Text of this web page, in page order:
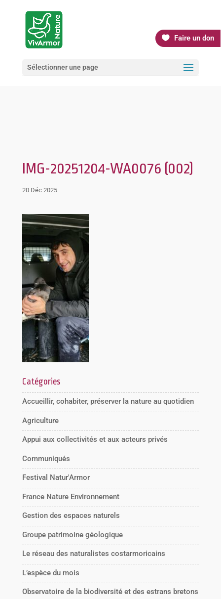
Faire un don
Sélectionner une page
IMG-20251204-WA0076 (002)
20 Déc 2025
Catégories
Accueillir, cohabiter, préserver la nature au quotidien
Agriculture
Appui aux collectivités et aux acteurs privés
Communiqués
Festival Natur'Armor
France Nature Environnement
Gestion des espaces naturels
Groupe patrimoine géologique
Le réseau des naturalistes costarmoricains
L’espèce du mois
Observatoire de la biodiversité et des estrans bretons